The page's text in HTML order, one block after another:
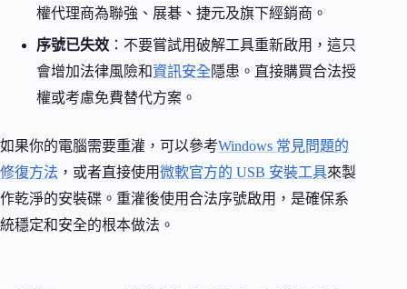
權代理商為聯強、展碁、捷元及旗下經銷商。
序號已失效 ：不要嘗試用破解工具重新啟用，這只
會增加法律風險和資訊安全 隱患。直接購買合法授
權或考慮免費替代方案。
如果你的電腦需要重灌，可以參考Windows 常見問題的
修復方法 ，或者直接使用微軟官方的 USB 安裝工具來製
作乾淨的安裝碟。重灌後使用合法序號啟用，是確保系
統穩定和安全的根本做法。